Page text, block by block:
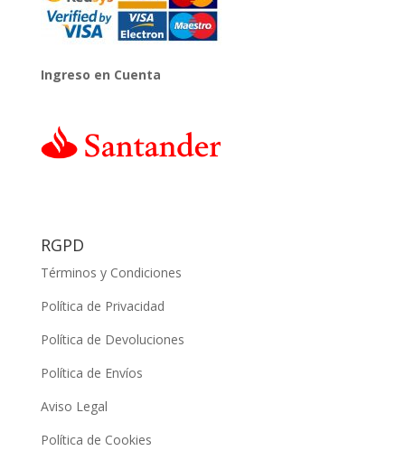
Ingreso en Cuenta
RGPD
Términos y Condiciones
Política de Privacidad
Política de Devoluciones
Política de Envíos
Aviso Legal
Política de Cookies